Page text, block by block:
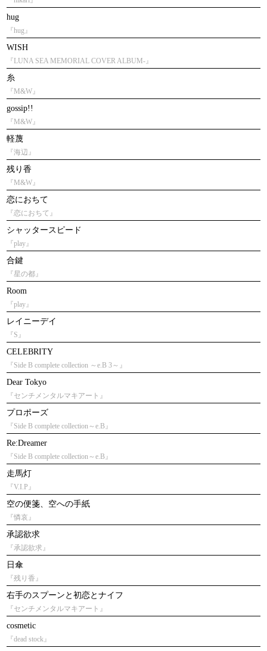
hug
『hug』
WISH
『LUNA SEA MEMORIAL COVER ALBUM-』
糸
『M&W』
gossip!!
『M&W』
軽蔑
『海辺』
残り香
『M&W』
恋におちて
『恋におちて』
シャッタースピード
『play』
合鍵
『星の都』
Room
『play』
レイニーデイ
『S』
CELEBRITY
『Side B complete collection ～e.B 3～』
Dear Tokyo
『センチメンタルマキアート』
プロポーズ
『Side B complete collection～e.B』
Re:Dreamer
『Side B complete collection～e.B』
走馬灯
『V.I.P』
空の便箋、空への手紙
『憐哀』
承認欲求
『承認欲求』
日傘
『残り香』
右手のスプーンと初恋とナイフ
『センチメンタルマキアート』
cosmetic
『dead stock』